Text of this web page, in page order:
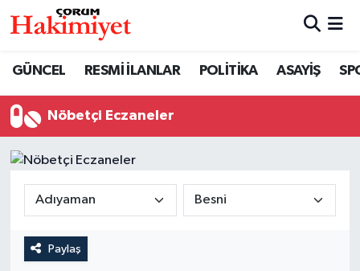
GÜNCEL RESMİ İLANLAR POLİTİKA ASAYİŞ
Nöbetçi Eczaneler
Paylaş
ASAYİŞ
GÜNCEL
Nöbetçi Eczaneler
Trafik Durumu
Tüm Manşetler